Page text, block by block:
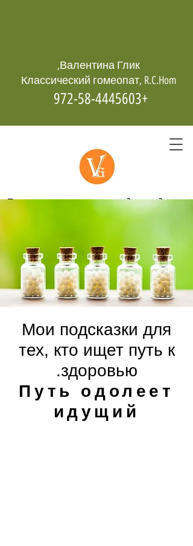
Гомеопатия -возрождает даже
из пепла
Валентина Глик,
+972-58-4445603
Мои подсказки для
тех, кто ищет путь к
здоровью.
Путь одолеет
идущий